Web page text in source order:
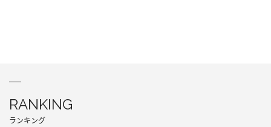
RANKING
ランキング